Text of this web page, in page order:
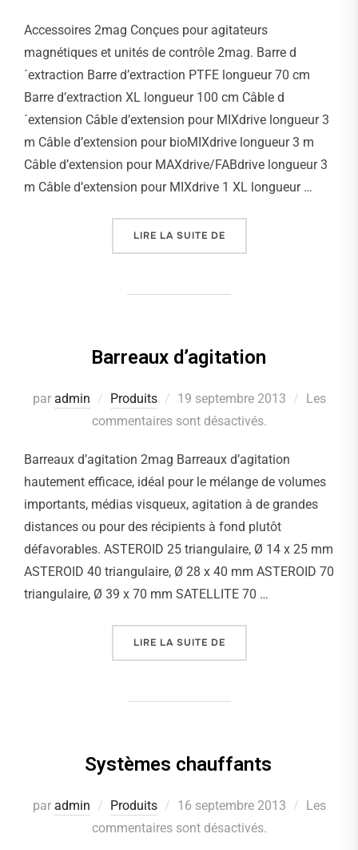
Accessoires 2mag Conçues pour agitateurs
magnétiques et unités de contrôle 2mag. Barre d
´extraction Barre d’extraction PTFE longueur 70 cm
Barre d’extraction XL longueur 100 cm Câble d
´extension Câble d’extension pour MIXdrive longueur 3
m Câble d’extension pour bioMIXdrive longueur 3 m
Câble d’extension pour MAXdrive/FABdrive longueur 3
m Câble d’extension pour MIXdrive 1 XL longueur …
LIRE LA SUITE DE
Barreaux d’agitation
par admin Produits
Publié
le
19 septembre 2013
Les
commentaires sont désactivés.
Barreaux d’agitation 2mag Barreaux d’agitation
hautement efficace, idéal pour le mélange de volumes
importants, médias visqueux, agitation à de grandes
distances ou pour des récipients à fond plutôt
défavorables. ASTEROID 25 triangulaire, Ø 14 x 25 mm
ASTEROID 40 triangulaire, Ø 28 x 40 mm ASTEROID 70
triangulaire, Ø 39 x 70 mm SATELLITE 70 …
LIRE LA SUITE DE
Systèmes chauffants
par admin Produits
Publié
le
16 septembre 2013
Les
commentaires sont désactivés.